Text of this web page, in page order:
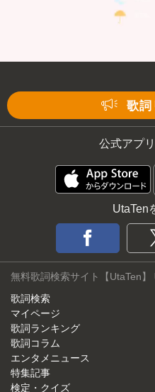
歌詞
公式アプ
UtaTen
無料歌詞検索サイト【UtaTen】
歌詞検索
マイページ
歌詞ランキング
歌詞コラム
エンタメニュース
特集記事
検定・クイズ